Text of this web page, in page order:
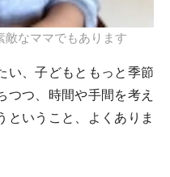
敵なママでもあります
い、子どもともっと季節
つつ、時間や手間を考え
ということ、よくありま